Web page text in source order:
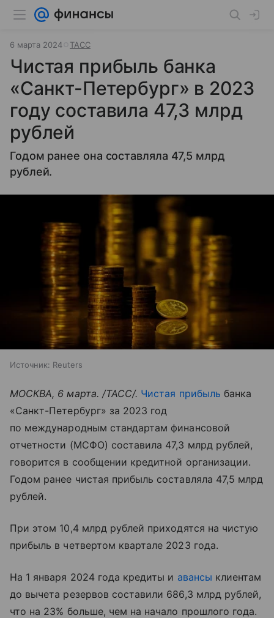
6 марта 2024 ТАСС
Чистая прибыль банка
«Санкт-Петербург» в 2023
году составила 47,3 млрд
рублей
Годом ранее она составляла 47,5 млрд
рублей.
Источник: Reuters
МОСКВА, 6 марта. /ТАСС/. Чистая прибыль банка
«Санкт-Петербург» за 2023 год
по международным стандартам финансовой
отчетности (МСФО) составила 47,3 млрд рублей,
говорится в сообщении кредитной организации.
Годом ранее чистая прибыль составляла 47,5 млрд
рублей.
При этом 10,4 млрд рублей приходятся на чистую
прибыль в четвертом квартале 2023 года.
На 1 января 2024 года кредиты и авансы клиентам
до вычета резервов составили 686,3 млрд рублей,
что на 23% больше, чем на начало прошлого года.